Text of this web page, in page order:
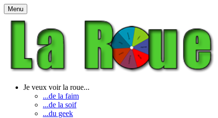
Menu
Je veux voir la roue...
...de la faim
...de la soif
...du geek